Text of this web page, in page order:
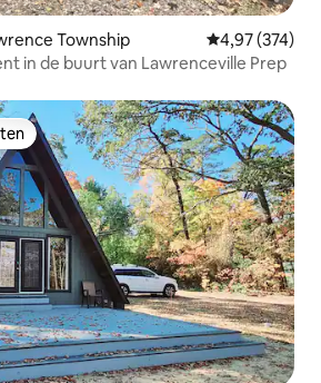
Township Gemiddelde
4,97 (374)
in de buurt van Lawrenceville Prep